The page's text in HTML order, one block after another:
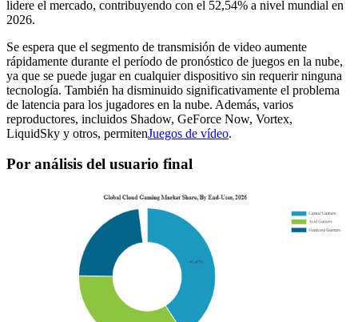
lidere el mercado, contribuyendo con el 52,54% a nivel mundial en
2026.
Se espera que el segmento de transmisión de video aumente
rápidamente durante el período de pronóstico de juegos en la nube,
ya que se puede jugar en cualquier dispositivo sin requerir ninguna
tecnología. También ha disminuido significativamente el problema
de latencia para los jugadores en la nube. Además, varios
reproductores, incluidos Shadow, GeForce Now, Vortex,
LiquidSky y otros, permitenJuegos de vídeo.
Por análisis del usuario final